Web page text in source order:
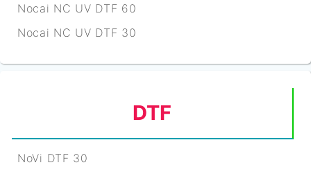
Nocai NC UV DTF 60
Nocai NC UV DTF 30
DTF
NoVi DTF 30